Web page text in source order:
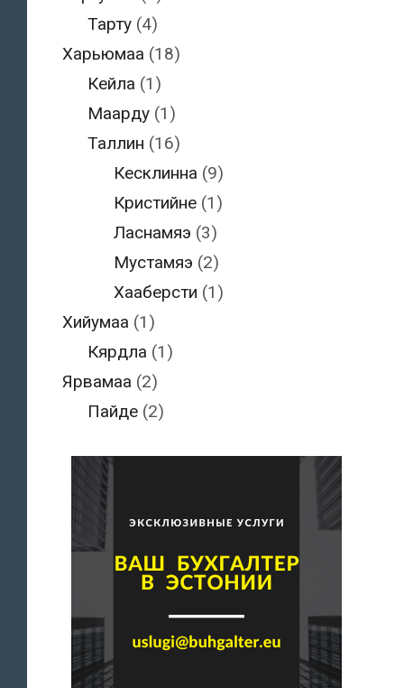
Тарту (4)
Харьюмаа (18)
Кейла (1)
Маарду (1)
Таллин (16)
Кесклинна (9)
Кристийне(1)
Ласнамяэ (3)
Мустамяэ (2)
Хааберсти (1)
Хийумаа (1)
Кярдла (1)
Ярвамаа (2)
Пайде (2)